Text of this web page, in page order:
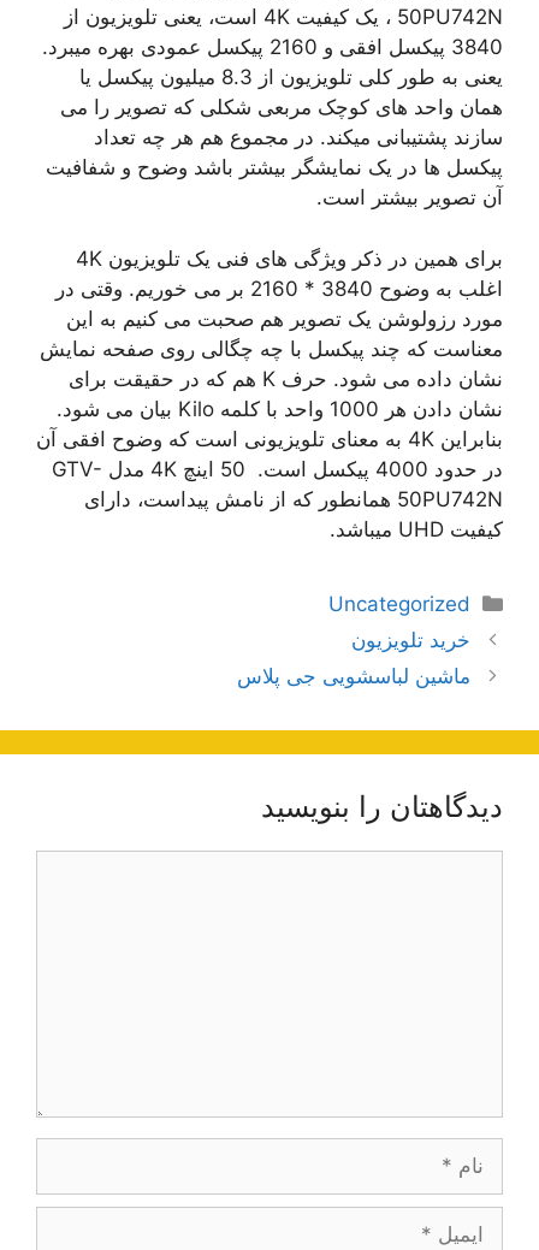
50PU742N ، یک کیفیت 4K است، یعنی تلویزیون از
3840 پیکسل افقی و 2160 پیکسل عمودی بهره میبرد.
یعنی به طور کلی تلویزیون از 8.3 میلیون پیکسل یا
همان واحد های کوچک مربعی شکلی که تصویر را می
سازند پشتیبانی میکند. در مجموع هم هر چه تعداد
پیکسل ها در یک نمایشگر بیشتر باشد وضوح و شفافیت
آن تصویر بیشتر است.
برای همین در ذکر ویژگی های فنی یک تلویزیون 4K
اغلب به وضوح 3840 * 2160 بر می خوریم. وقتی در
مورد رزولوشن یک تصویر هم صحبت می کنیم به این
معناست که چند پیکسل با چه چگالی روی صفحه نمایش
نشان داده می شود. حرف K هم که در حقیقت برای
نشان دادن هر 1000 واحد با کلمه Kilo بیان می شود.
بنابراین 4K به معنای تلویزیونی است که وضوح افقی آن
در حدود 4000 پیکسل است. 50 اینچ 4K مدل GTV-
50PU742N همانطور که از نامش پیداست، دارای
کیفیت UHD میباشد.
دسته‌ها
Uncategorized
ناوبری
نوشته‌ها
خرید تلویزیون
ماشین لباسشویی جی پلاس
دیدگاهتان را بنویسید